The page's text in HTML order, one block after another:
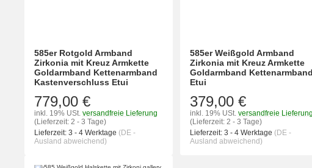
585er Rotgold Armband
Zirkonia mit Kreuz Armkette
Goldarmband Kettenarmband
Kastenverschluss Etui
779,00 €
inkl. 19% USt. versandfreie Lieferung
(Lieferzeit: 2 - 3 Tage)
Lieferzeit: 3 - 4 Werktage (DE -
Ausland abweichend)
585er Weißgold Armband
Zirkonia mit Kreuz Armkette
Goldarmband Kettenarmband
Etui
379,00 €
inkl. 19% USt. versandfreie Lieferung
(Lieferzeit: 2 - 3 Tage)
Lieferzeit: 3 - 4 Werktage (DE -
Ausland abweichend)